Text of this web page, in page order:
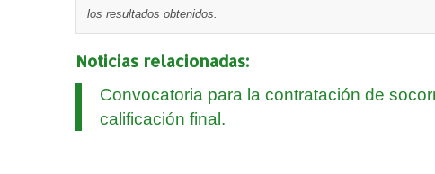
los resultados obtenidos.
Noticias relacionadas:
Convocatoria para la contratación de
calificación final.